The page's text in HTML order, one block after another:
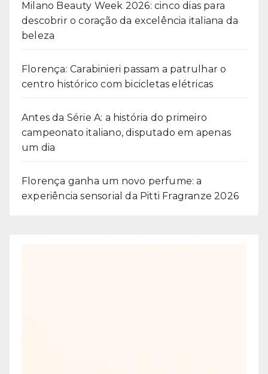
Milano Beauty Week 2026: cinco dias para
descobrir o coração da excelência italiana da
beleza
Florença: Carabinieri passam a patrulhar o
centro histórico com bicicletas elétricas
Antes da Série A: a história do primeiro
campeonato italiano, disputado em apenas
um dia
Florença ganha um novo perfume: a
experiência sensorial da Pitti Fragranze 2026